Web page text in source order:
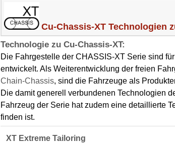
Cu-Chassis-XT Technologien
Technologie zu Cu-Chassis-XT:
Die Fahrgestelle der CHASSIS-XT Serie sind
entwickelt. Als Weiterentwicklung der freien
Chain-Chassis, sind die Fahrzeuge als
Die damit generell verbundenen Technologien
Fahrzeug der Serie hat zudem eine detaillierte
finden ist.
XT Extreme Tailoring